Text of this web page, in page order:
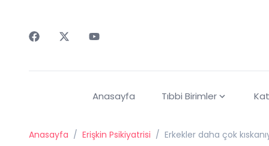
Anasayfa Tıbbi Birimler
Anasayfa / Erişkin Psikiyatrisi / Erkekler daha çok